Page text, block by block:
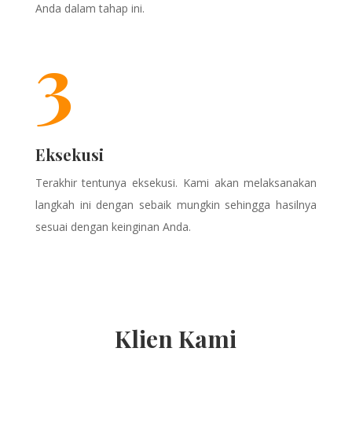
Anda dalam tahap ini.
3
Eksekusi
Terakhir tentunya eksekusi. Kami akan melaksanakan
langkah ini dengan sebaik mungkin sehingga hasilnya
sesuai dengan keinginan Anda.
Klien Kami